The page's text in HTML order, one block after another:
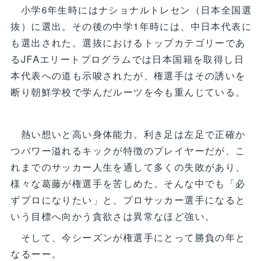
小学6年生時にはナショナルトレセン（日本全国選
抜）に選出。その後の中学1年時には、中日本代表に
も選出された。選抜におけるトップカテゴリーであ
るJFAエリートプログラムでは日本国籍を取得し日
本代表への道も示唆されたが、権選手はその誘いを
断り朝鮮学校で学んだルーツを今も重んじている。
熱い想いと高い身体能力。利き足は左足で正確か
つパワー溢れるキックが特徴のプレイヤーだが、こ
れまでのサッカー人生を通して多くの失敗があり、
様々な葛藤が権選手を苦しめた。そんな中でも「必
ずプロになりたい」と、プロサッカー選手になると
いう目標へ向かう貪欲さは異常なほど強い。
そして、今シーズンが権選手にとって勝負の年と
なるーー。